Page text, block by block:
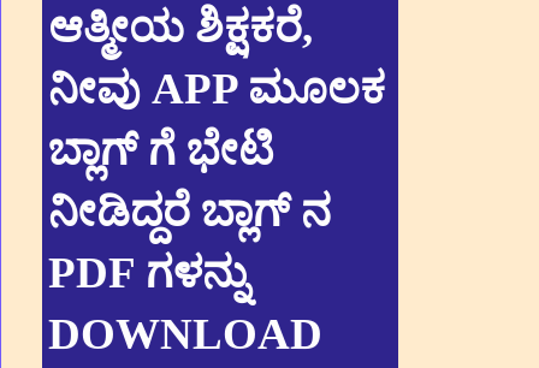
ಆತ್ಮೀಯ ಶಿಕ್ಷಕರೆ,
ನೀವು APP ಮೂಲಕ
ಬ್ಲಾಗ್ ಗೆ ಭೇಟಿ
ನೀಡಿದ್ದರೆ ಬ್ಲಾಗ್ ನ
PDF ಗಳನ್ನು
DOWNLOAD